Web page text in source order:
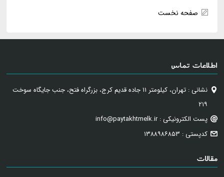
صفحه نخست
اطلاعات تماس
نشانی : تهران، کیلومتر ۱۱ جاده قدیم کرج، بزرگراه فتح، جنب جایگاه سوخت
۲۱۹
پست الکترونیکی : info@paytakhtmelk.ir
کدپستی : ۱۳۸۸۹۸۶۸۵۳
مقالات